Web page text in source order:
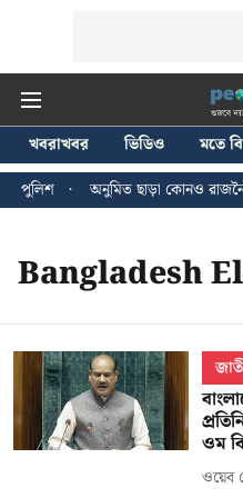
খবরাখবর ভিডিও মতে
পুলিশ
অনুমিত ছাড়া কোনও
Bangladesh
ওম
ওয়েব